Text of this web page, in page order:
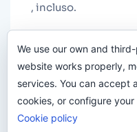
, incluso.
le quiten el
We use our own and
website works properly,
services. You can accept
cookies, or configure
Cookie policy